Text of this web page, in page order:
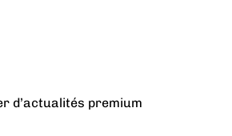
d’actualités premium